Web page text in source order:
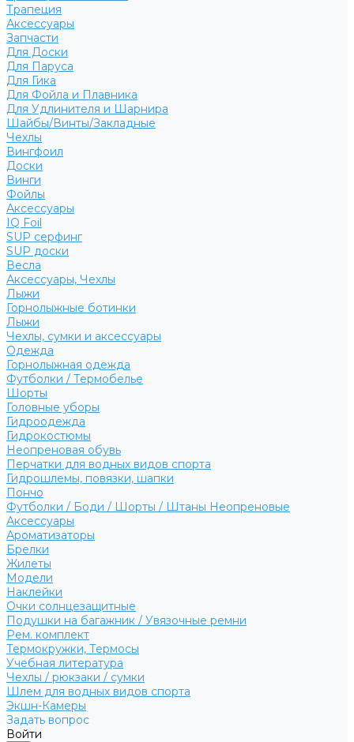
Трапеция
Аксессуары
Запчасти
Для Доски
Для Паруса
Для Гика
Для Фойла и Плавника
Для Удлинителя и Шарнира
Шайбы/Винты/Закладные
Чехлы
Вингфоил
Доски
Винги
Фойлы
Аксессуары
IQ Foil
SUP серфинг
SUP доски
Весла
Аксессуары, Чехлы
Лыжи
Горнолыжные ботинки
Лыжи
Чехлы, сумки и аксессуары
Одежда
Горнолыжная одежда
Футболки / Термобелье
Шорты
Головные уборы
Гидроодежда
Гидрокостюмы
Неопреновая обувь
Перчатки для водных видов спорта
Гидрошлемы, повязки, шапки
Пончо
Футболки / Боди / Шорты / Штаны Неопреновые
Аксессуары
Ароматизаторы
Брелки
Жилеты
Модели
Наклейки
Очки солнцезащитные
Подушки на багажник / Увязочные ремни
Рем. комплект
Термокружки, Термосы
Учебная литература
Чехлы / рюкзаки / сумки
Шлем для водных видов спорта
Экшн-Камеры
Задать вопрос
Войти